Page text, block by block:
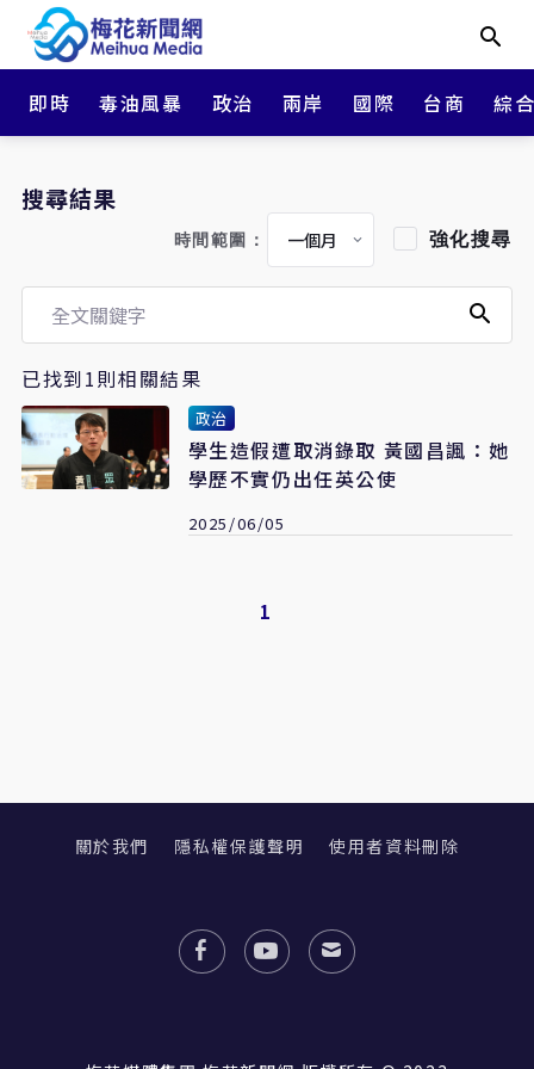
即時 毒油風暴 政治 兩岸 國際 台商 綜
搜尋結果
時間範圍： 強化搜尋
已找到1則相關結果
政治
學生造假遭取消錄取 黃國昌諷：她
學歷不實仍出任英公使
2025/06/05
1
關於我們 隱私權保護聲明 使用者資料刪除